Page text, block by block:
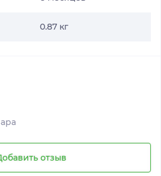
0.87 кг
отзыв